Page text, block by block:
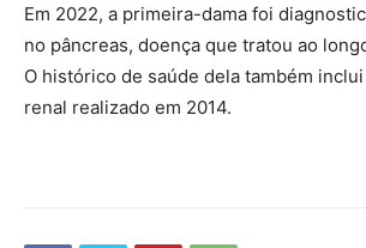
Em 2022, a primeira-dama foi
no pâncreas, doença que tratou ao
O histórico de saúde dela também
renal realizado em 2014.